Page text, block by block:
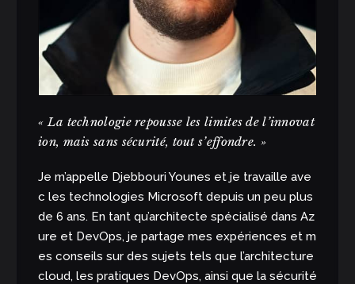
« La technologie repousse les limites de l’innovat
ion, mais sans sécurité, tout s’effondre. »
Je m’appelle Djebbouri Younes et je travaille ave
c les technologies Microsoft depuis un peu plus
de 6 ans. En tant qu’architecte spécialisé dans Az
ure et DevOps, je partage mes expériences et m
es conseils sur des sujets tels que l’architecture
cloud, les pratiques DevOps, ainsi que la sécurité